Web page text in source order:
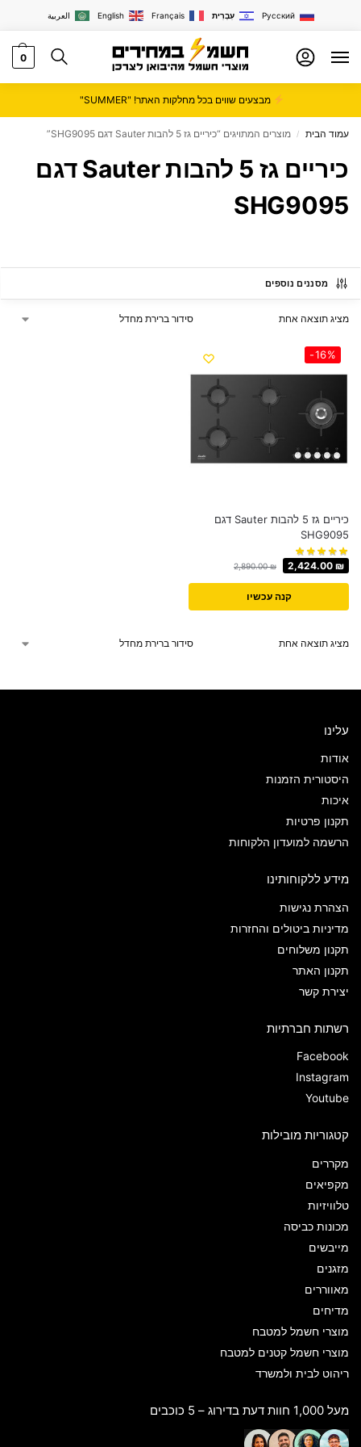
العربية English Français עִבְרִית Русский
0
מבצעים שווים בכל מחלקות האתר! "SUMMER"
עמוד הבית / מוצרים המתויגים “כיריים גז 5 להבות Sauter דגם SHG9095”
כיריים גז 5 להבות Sauter דגם
SHG9095
מסננים נוספים
מציג תוצאה אחת
-16%
כיריים גז 5 להבות Sauter דגם
SHG9095
2,890.00₪ 2,424.00 ₪
קנה עכשיו
מציג תוצאה אחת
עלינו
אודות
היסטורית הזמנות
איכות
תקנון פרטיות
הרשמה למועדון הלקוחות
מידע ללקוחותינו
הצהרת נגישות
מדיניות ביטולים והחזרות
תקנון משלוחים
תקנון האתר
יצירת קשר
רשתות חברתיות
Facebook
Instagram
Youtube
קטגוריות מובילות
מקררים
מקפיאים
טלוויזיות
מכונות כביסה
מייבשים
מזגנים
מאווררים
מדיחים
מוצרי חשמל למטבח
מוצרי חשמל קטנים למטבח
ריהוט לבית ולמשרד
מעל 1,000 חוות דעת בדירוג – 5 כוכבים